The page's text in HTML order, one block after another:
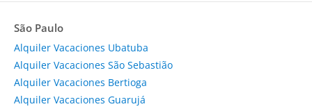
São Paulo
Alquiler Vacaciones Ubatuba
Alquiler Vacaciones São Sebastião
Alquiler Vacaciones Bertioga
Alquiler Vacaciones Guarujá